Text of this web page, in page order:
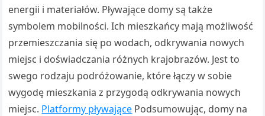
energii i materiałów. Pływające domy są także
symbolem mobilności. Ich mieszkańcy mają możliwość
przemieszczania się po wodach, odkrywania nowych
miejsc i doświadczania różnych krajobrazów. Jest to
swego rodzaju podróżowanie, które łączy w sobie
wygodę mieszkania z przygodą odkrywania nowych
miejsc. Platformy pływające Podsumowując, domy na